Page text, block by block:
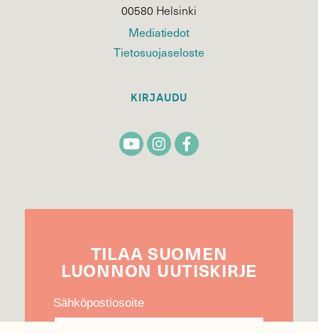
00580 Helsinki
Mediatiedot
Tietosuojaseloste
KIRJAUDU
TILAA SUOMEN
LUONNON UUTIS­KIRJE
Sähköpostiosoite